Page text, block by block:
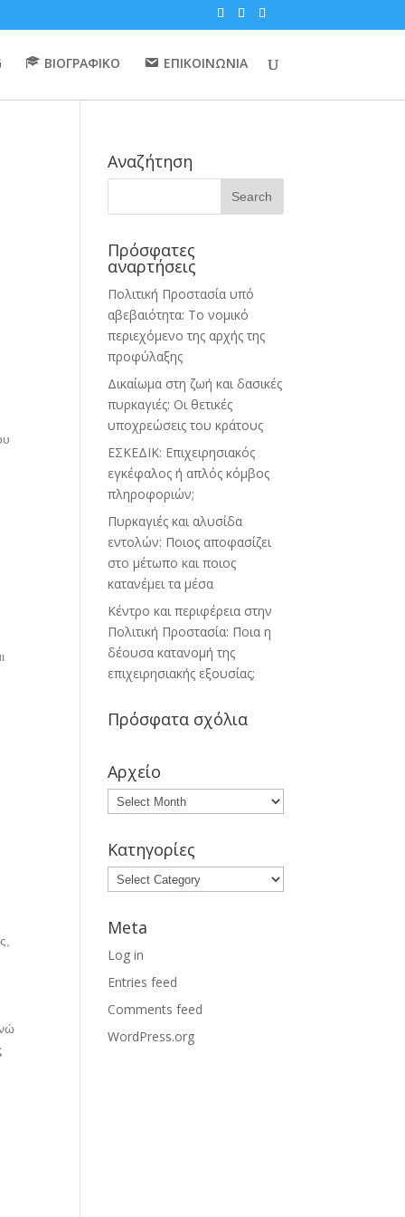
ΒΙΟΓΡΑΦΙΚΟ ΕΠΙΚΟΙΝΩΝΙΑ
Αναζήτηση
Πρόσφατες
αναρτήσεις
Πολιτική Προστασία υπό
αβεβαιότητα: Το νομικό
περιεχόμενο της αρχής της
προφύλαξης
Δικαίωμα στη ζωή και δασικές
πυρκαγιές: Οι θετικές
υποχρεώσεις του κράτους
ΕΣΚΕΔΙΚ: Επιχειρησιακός
εγκέφαλος ή απλός κόμβος
πληροφοριών;
Πυρκαγιές και αλυσίδα
εντολών: Ποιος αποφασίζει
στο μέτωπο και ποιος
κατανέμει τα μέσα
Κέντρο και περιφέρεια στην
Πολιτική Προστασία: Ποια η
δέουσα κατανομή της
επιχειρησιακής εξουσίας;
Πρόσφατα σχόλια
Αρχείο
Κατηγορίες
Meta
Log in
Entries feed
Comments feed
WordPress.org